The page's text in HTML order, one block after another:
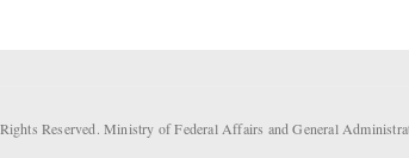
Reserved. Ministry of Federal Affairs and General